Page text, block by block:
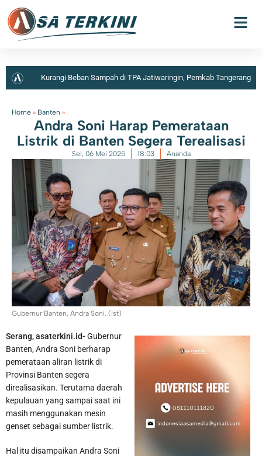
Kurangi Beban Sampah di TPA Jatiwaringin, Pemkab Tangerang
Penemuan Ratusan Senpi dan Narkoba di Sekolah Swasta
Ditangani Polres Metro Jakarta Selatan
Home » Banten »
Andra Soni Harap Pemerataan
Listrik di Banten Segera Terealisasi
Sel, 06 Mei 2025 18:03 Ananda
Gubernur Banten, Andra Soni. (ist)
Serang, asaterkini.id-Gubernur
Banten, Andra Soni berharap
pemerataan aliran listrik di
Provinsi Banten segera
direalisasikan. Terutama daerah
kepulauan yang sampai saat ini
masih menggunakan mesin
genset sebagai sumber listrik.
Hal itu disampaikan Andra Soni